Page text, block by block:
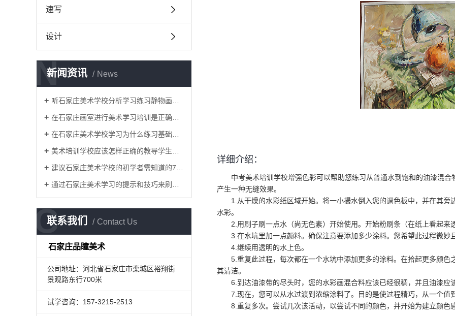
速写
设计
新闻资讯 News
N
听石家庄美术学校分析学习练习静物画的原因
在石家庄画室进行美术学习培训是正确的选择
在石家庄美术学校学习为什么练习基础知识很重要？
美术培训学校应该怎样正确的教导学生画静物素描画才能得到提升
建议石家庄美术学校的初学者需知道的7种水彩技巧
通过石家庄美术学习的提示和技巧来刷新水彩技巧
联系我们 Contact Us
C
石家庄品瞳美术
公司地址：河北省石家庄市栾城区裕翔街
景观路东行700米
试学咨询： 157-3215-2513
详细介绍：
中考美术培训学校增强色彩可以帮助您练习从普通水到饱和的油漆混
产生一种无缝效果。
1.从干燥的水彩纸区域开始。将一小撮水倒入您的调色板中，并在其
水彩。
2.用刷子刷一点水（尚无色素）开始使用。开始粉刷条（在纸上看起来
3.在水坑里加一点颜料。确保注意要添加多少涂料。您希望此过程微妙
4.继续用透明的水上色。
5.重复此过程，每次都在一个水坑中添加更多的涂料。在拾起更多颜
其清洁。
6.到达油漆带的尽头时，您的水彩画混合料应该已经很稠，并且油漆应
7.现在，您可以从水过渡到浓缩涂料了。目的是使过程精巧，从一个值
8.重复多次。尝试几次该活动，以尝试不同的颜色，并开始为建立颜色